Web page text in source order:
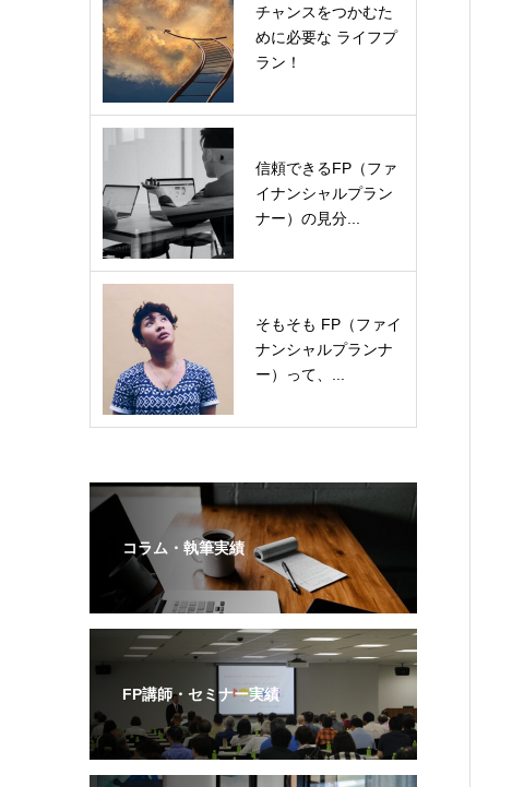
チャンスをつかむた
めに必要な ライフプ
ラン！
信頼できるFP（ファ
イナンシャルプラン
ナー）の見分...
そもそも FP（ファイ
ナンシャルプランナ
ー）って、...
コラム・執筆実績
FP講師・セミナー実績